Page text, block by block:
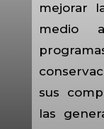
mejorar
medio
sus
las